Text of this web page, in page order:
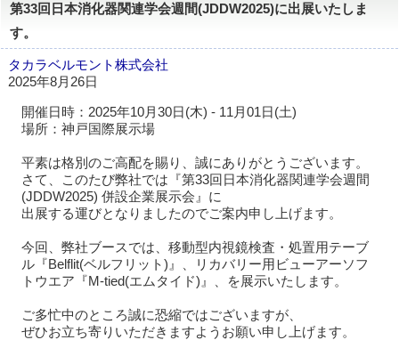
第33回日本消化器関連学会週間(JDDW2025)に出展いたしま
す。
タカラベルモント株式会社
2025年8月26日
開催日時：2025年10月30日(木) - 11月01日(土)
場所：神戸国際展示場
平素は格別のご高配を賜り、誠にありがとうございます。
さて、このたび弊社では『第33回日本消化器関連学会週間
(JDDW2025) 併設企業展示会』に
出展する運びとなりましたのでご案内申し上げます。
今回、弊社ブースでは、移動型内視鏡検査・処置用テーブ
ル『Belflit(ベルフリット)』、リカバリー用ビューアーソフ
トウエア『M-tied(エムタイド)』、を展示いたします。
ご多忙中のところ誠に恐縮ではございますが、
ぜひお立ち寄りいただきますようお願い申し上げます。